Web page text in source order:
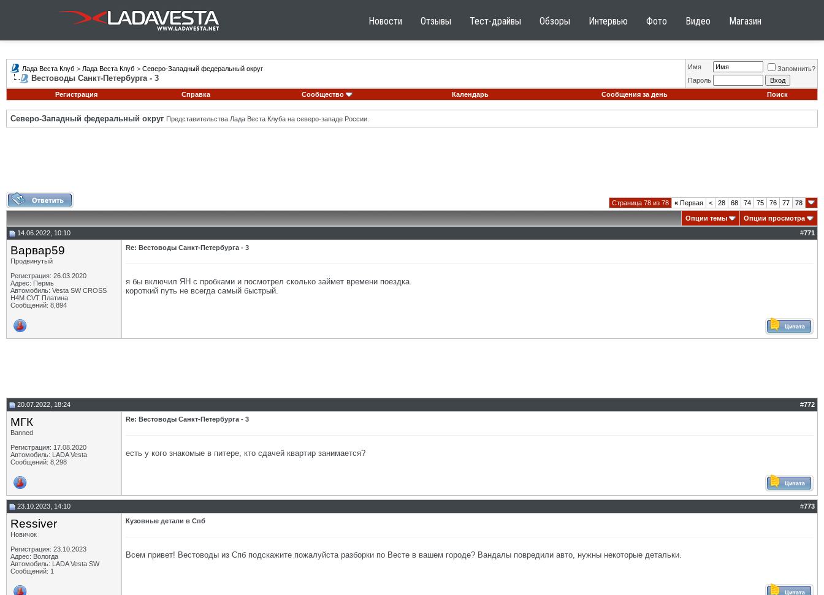
Новости Отзывы Тест-драйвы Обзоры Интервью Фото Видео Магазин
Лада Веста Клуб > Лада Веста Клуб > Северо-Западный федеральный округ
Вестоводы Санкт-Петербурга - 3
Имя
Запомнить?
Пароль
Регистрация
Справка Сообщество Календарь Сообщения за день Поиск
Северо-Западный федеральный округ Представительства Лада Веста Клуба на северо-западе России.
Страница 78 из 78 « Первая < 28 68 74 75 76 77 78
Опции темы
Опции просмотра
14.06.2022, 10:10
#771
Варвар59
Продвинутый
Регистрация: 26.03.2020
Адрес: Пермь
Автомобиль: Vesta SW CROSS
H4M CVT Платина
Сообщений: 8,894
Re: Вестоводы Санкт-Петербурга - 3
я бы включил ЯН с пробками и посмотрел сколько займет времени поездка.
короткий путь не всегда самый быстрый.
20.07.2022, 18:24 #772
МГК
Banned
Регистрация: 17.08.2020
Автомобиль: LADA Vesta
Сообщений: 8,298
Re: Вестоводы Санкт-Петербурга - 3
есть у кого знакомые в питере, кто сдачей квартир занимается?
23.10.2023, 14:10 #773
Ressiver
Новичок
Регистрация: 23.10.2023
Адрес: Вологда
Автомобиль: LADA Vesta SW
Сообщений: 1
Кузовные детали в Спб
Всем привет! Вестоводы из Спб подскажите пожалуйста разборки по Весте в вашем городе? Вандалы повредили авто, нужны некоторые детальки.